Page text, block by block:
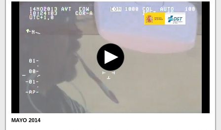
MAYO 2014